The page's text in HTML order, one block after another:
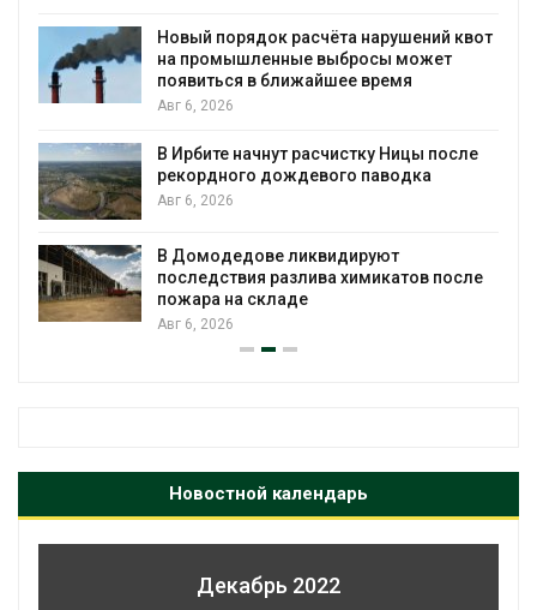
Новый порядок расчёта нарушений квот
на промышленные выбросы может
появиться в ближайшее время
Авг 6, 2026
В Ирбите начнут расчистку Ницы после
рекордного дождевого паводка
Авг 6, 2026
В Домодедове ликвидируют
последствия разлива химикатов после
пожара на складе
Авг 6, 2026
Новостной календарь
Декабрь 2022